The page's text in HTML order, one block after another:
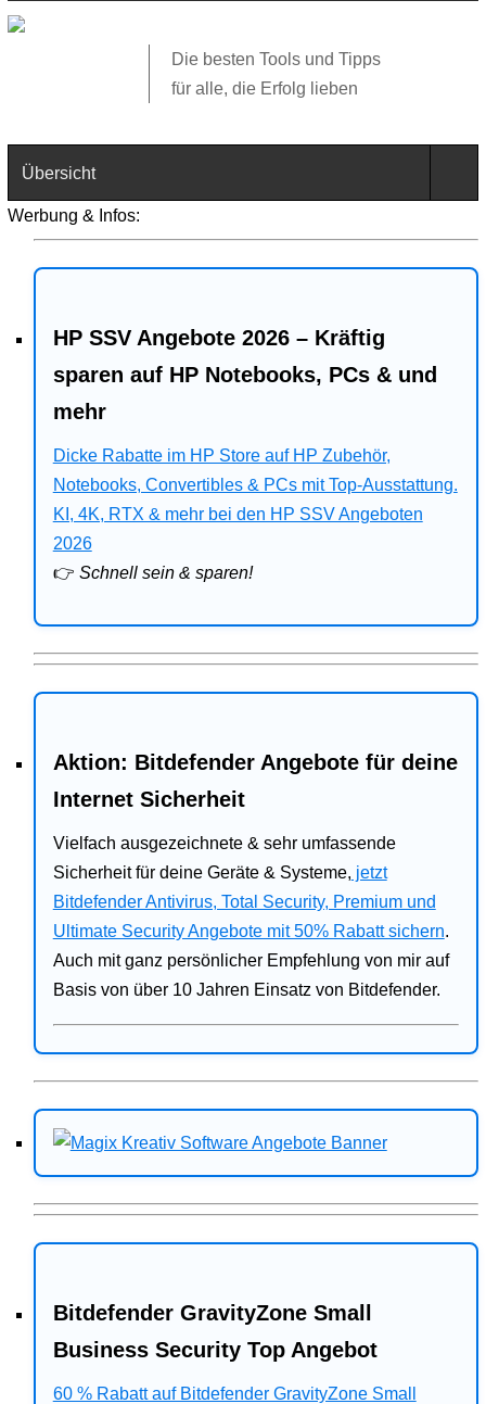
Die besten Tools und Tipps
für alle, die Erfolg lieben
Übersicht
Technik
Web
Business
Angebote
Bitdefender
Ratgeber
Werbung & Infos:
HP SSV Angebote 2026 – Kräftig
sparen auf HP Notebooks, PCs & und
mehr
Dicke Rabatte im HP Store auf HP Zubehör,
Notebooks, Convertibles & PCs mit Top-Ausstattung.
KI, 4K, RTX & mehr bei den HP SSV Angeboten
2026
👉 Schnell sein & sparen!
Aktion: Bitdefender Angebote für deine
Internet Sicherheit
Vielfach ausgezeichnete & sehr umfassende
Sicherheit für deine Geräte & Systeme, jetzt
Bitdefender Antivirus, Total Security, Premium und
Ultimate Security Angebote mit 50% Rabatt sichern.
Auch mit ganz persönlicher Empfehlung von mir auf
Basis von über 10 Jahren Einsatz von Bitdefender.
Bitdefender GravityZone Small
Business Security Top Angebot
60 % Rabatt auf Bitdefender GravityZone Small